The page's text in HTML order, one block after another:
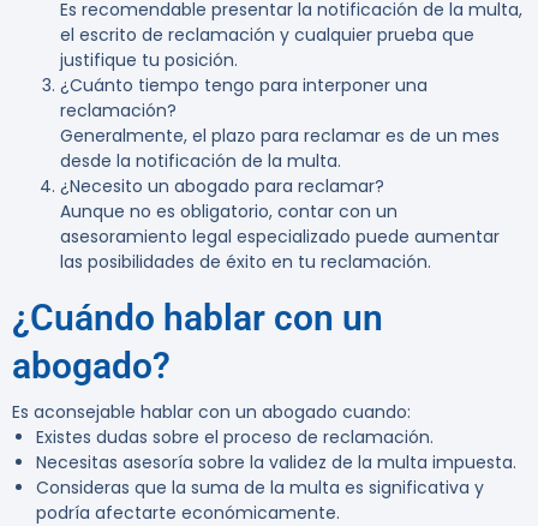
Es recomendable presentar la notificación de la multa,
el escrito de reclamación y cualquier prueba que
justifique tu posición.
¿Cuánto tiempo tengo para interponer una
reclamación?
Generalmente, el plazo para reclamar es de un mes
desde la notificación de la multa.
¿Necesito un abogado para reclamar?
Aunque no es obligatorio, contar con un
asesoramiento legal especializado puede aumentar
las posibilidades de éxito en tu reclamación.
¿Cuándo hablar con un
abogado?
Es aconsejable hablar con un abogado cuando:
Existes dudas sobre el proceso de reclamación.
Necesitas asesoría sobre la validez de la multa impuesta.
Consideras que la suma de la multa es significativa y
podría afectarte económicamente.